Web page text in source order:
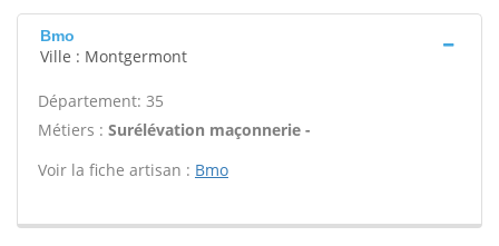
Bmo
Ville : Montgermont
Département: 35
Métiers : Surélévation maçonnerie -
Voir la fiche artisan : Bmo